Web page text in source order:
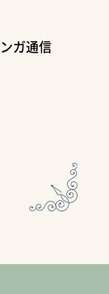
ガ通信